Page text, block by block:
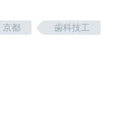
京都
歯科技工